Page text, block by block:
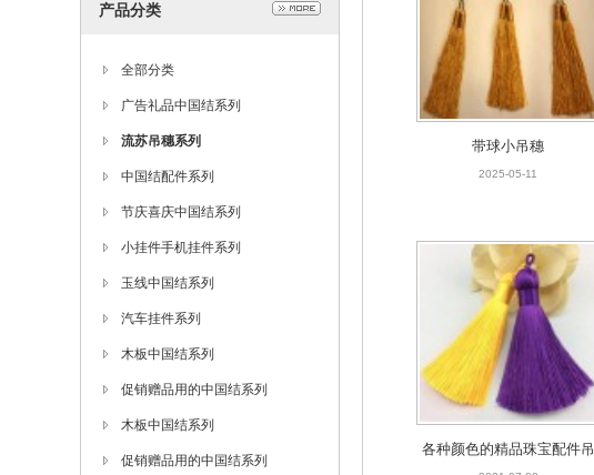
产品分类
全部分类
广告礼品中国结系列
流苏吊穗系列
中国结配件系列
节庆喜庆中国结系列
小挂件手机挂件系列
玉线中国结系列
汽车挂件系列
木板中国结系列
促销赠品用的中国结系列
木板中国结系列
促销赠品用的中国结系列
带球小吊穗
2025-05-11
各种颜色的精品珠宝配件吊